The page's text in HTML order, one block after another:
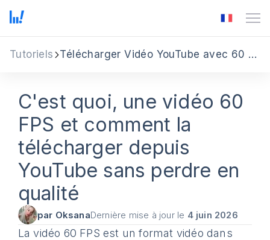
Tutoriels Télécharger Vidéo YouTube avec 60 fps
C'est quoi, une vidéo 60
FPS et comment la
télécharger depuis
YouTube sans perdre en
qualité
par OksanaDernière mise à jour le 4 juin 2026
La vidéo 60 FPS est un format vidéo dans